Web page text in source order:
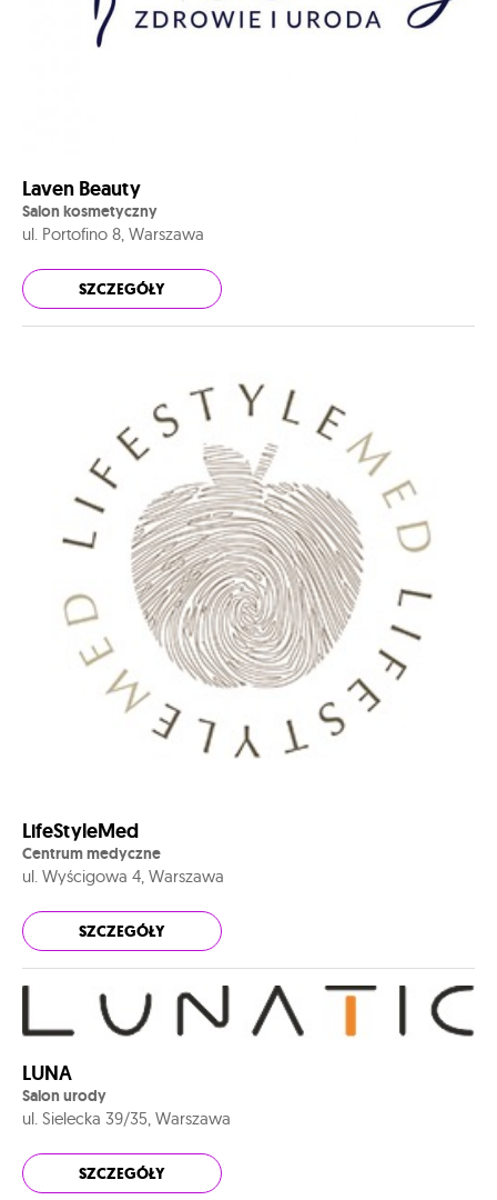
Laven Beauty
Salon kosmetyczny
ul. Portofino 8, Warszawa
SZCZEGÓŁY
LifeStyleMed
Centrum medyczne
ul. Wyścigowa 4, Warszawa
SZCZEGÓŁY
LUNA
Salon urody
ul. Sielecka 39/35, Warszawa
SZCZEGÓŁY